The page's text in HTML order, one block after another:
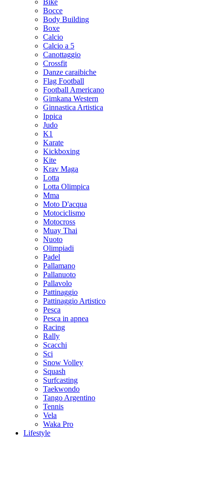
Bike
Bocce
Body Building
Boxe
Calcio
Calcio a 5
Canottaggio
Crossfit
Danze caraibiche
Flag Football
Football Americano
Gimkana Western
Ginnastica Artistica
Ippica
Judo
K1
Karate
Kickboxing
Kite
Krav Maga
Lotta
Lotta Olimpica
Mma
Moto D'acqua
Motociclismo
Motocross
Muay Thai
Nuoto
Olimpiadi
Padel
Pallamano
Pallanuoto
Pallavolo
Pattinaggio
Pattinaggio Artistico
Pesca
Pesca in apnea
Racing
Rally
Scacchi
Sci
Snow Volley
Squash
Surfcasting
Taekwondo
Tango Argentino
Tennis
Vela
Waka Pro
Lifestyle